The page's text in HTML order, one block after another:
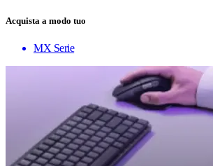
Acquista a modo tuo
MX Serie